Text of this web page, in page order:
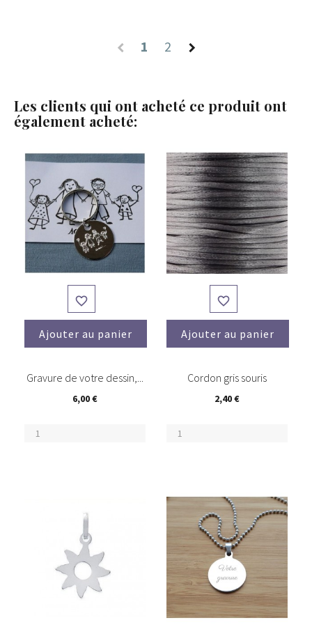
1 2
Les clients qui ont acheté ce produit ont
également acheté:

Ajouter au panier
Gravure de votre dessin,...
6,00 €

Ajouter au panier
Cordon gris souris
2,40 €